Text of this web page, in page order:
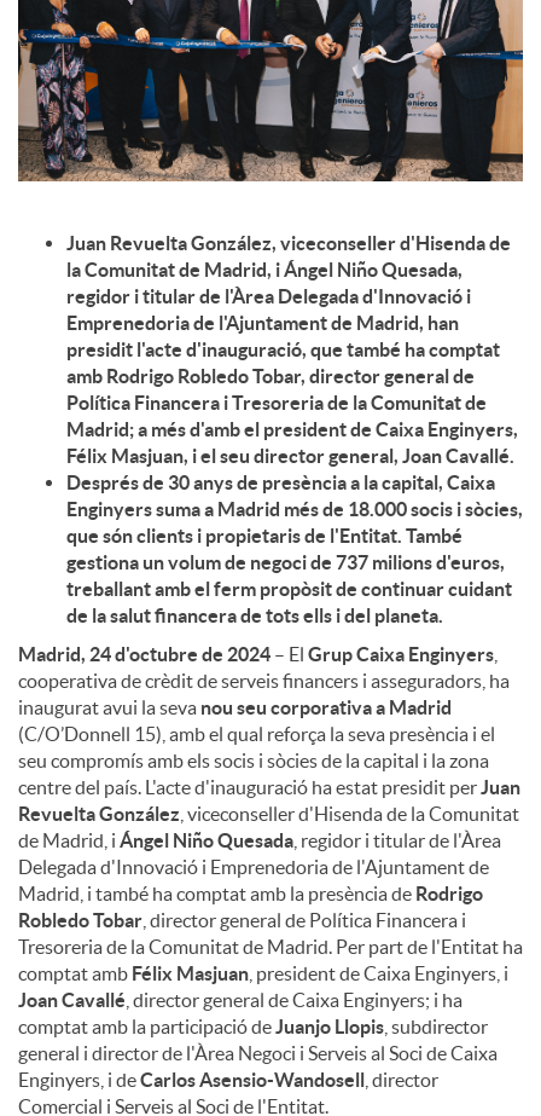
n
t
i
s
Juan Revuelta González, viceconseller d'Hisenda de
la Comunitat de Madrid, i Ángel Niño Quesada,
regidor i titular de l'Àrea Delegada d'Innovació i
Emprenedoria de l'Ajuntament de Madrid, han
presidit l'acte d'inauguració, que també ha comptat
amb Rodrigo Robledo Tobar, director general de
Política Financera i Tresoreria de la Comunitat de
Madrid; a més d'amb el president de Caixa Enginyers,
Félix Masjuan, i el seu director general, Joan Cavallé.
Després de 30 anys de presència a la capital, Caixa
Enginyers suma a Madrid més de 18.000 socis i sòcies,
que són clients i propietaris de l'Entitat. També
gestiona un volum de negoci de 737 milions d'euros,
treballant amb el ferm propòsit de continuar cuidant
de la salut financera de tots ells i del planeta.
Madrid, 24 d'octubre de 2024 – El Grup Caixa Enginyers
cooperativa de crèdit de serveis financers i asseguradors, ha
inaugurat avui la seva nou seu corporativa a Madrid
(C/O’Donnell 15), amb el qual reforça la seva presència i el
seu compromís amb els socis i sòcies de la capital i la zona
centre del país. L'acte d'inauguració ha estat presidit perJuan
Revuelta González , viceconseller d'Hisenda de la Comunitat
de Madrid, i Ángel Niño Quesada , regidor i titular de l'Àrea
Delegada d'Innovació i Emprenedoria de l'Ajuntament de
Madrid, i també ha comptat amb la presència de Rodrigo
Robledo Tobar , director general de Política Financera i
Tresoreria de la Comunitat de Madrid. Per part de l'Entitat ha
comptat amb Félix Masjuan , president de Caixa Enginyers, i
Joan Cavallé , director general de Caixa Enginyers; i ha
comptat amb la participació deJuanjo Llopis , subdirector
general i director de l'Àrea Negoci i Serveis al Soci de Caixa
Enginyers, i deCarlos Asensio-Wandosell , director
Comercial i Serveis al Soci de l'Entitat.